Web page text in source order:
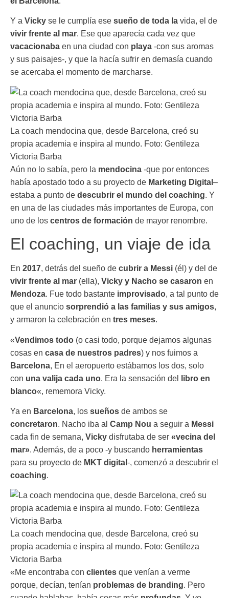
Y a Vicky se le cumplía ese sueño de toda la vida, el de
vivir frente al mar. Ese que aparecía cada vez que
vacacionaba en una ciudad con playa -con sus aromas
y sus paisajes-, y que la hacía sufrir en demasía cuando
se acercaba el momento de marcharse.
La coach mendocina que, desde Barcelona, creó su
propia academia e inspira al mundo. Foto: Gentileza
Victoria Barba
Aún no lo sabía, pero la mendocina -que por entonces
había apostado todo a su proyecto de Marketing Digital –
estaba a punto de descubrir el mundo del coaching. Y
en una de las ciudades más importantes de Europa, con
uno de los centros de formación de mayor renombre.
El coaching, un viaje de ida
En 2017, detrás del sueño de cubrir a Messi (él) y del de
vivir frente al mar (ella), Vicky y Nacho se casaron en
Mendoza. Fue todo bastante improvisado, a tal punto de
que el anuncio sorprendió a las familias y sus amigos,
y armaron la celebración en tres meses.
«Vendimos todo (o casi todo, porque dejamos algunas
cosas en casa de nuestros padres) y nos fuimos a
Barcelona, En el aeropuerto estábamos los dos, solo
con una valija cada uno. Era la sensación del
libro en
blanco«, rememora Vicky.
Ya en Barcelona, los sueños de ambos se
concretaron. Nacho iba al Camp Nou a seguir a Messi
cada fin de semana, Vicky disfrutaba de ser «vecina del
mar». Además, de a poco -y buscando herramientas
para su proyecto de MKT digital -, comenzó a descubrir el
coaching.
La coach mendocina que, desde Barcelona, creó su
propia academia e inspira al mundo. Foto: Gentileza
Victoria Barba
«Me encontraba con clientes que venían a verme
porque, decían, tenían problemas de branding. Pero